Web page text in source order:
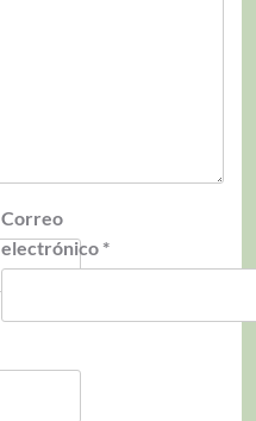
Correo
electrónico *